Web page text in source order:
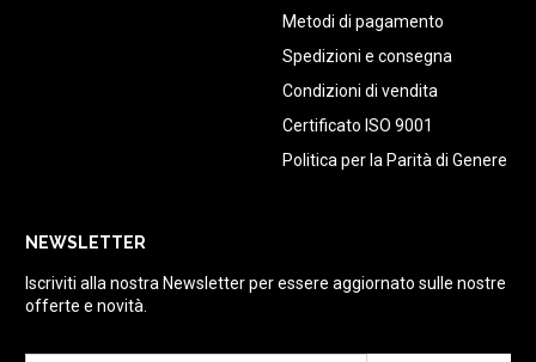
Metodi di pagamento
Spedizioni e consegna
Condizioni di vendita
Certificato ISO 9001
Politica per la Parità di Genere
NEWSLETTER
Iscriviti alla nostra Newsletter per essere aggiornato sulle nostre
offerte e novità.